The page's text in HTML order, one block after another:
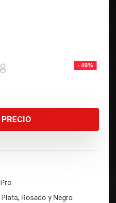
- 49%
El
era:
$67.18.
El
es:
$34.26.
Plata, Rosado y Negro